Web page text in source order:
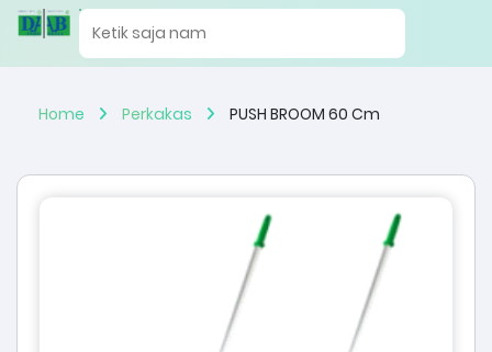
Home Perkakas PUSH BROOM 60 Cm